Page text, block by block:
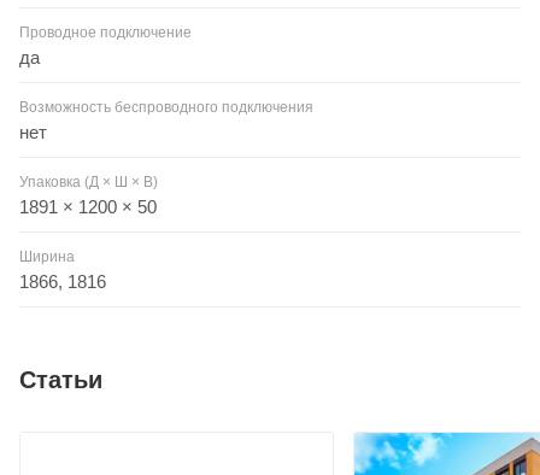
Проводное подключение
да
Возможность беспроводного подключения
нет
Упаковка (Д × Ш × В)
1891 × 1200 × 50
Ширина
1866, 1816
Статьи